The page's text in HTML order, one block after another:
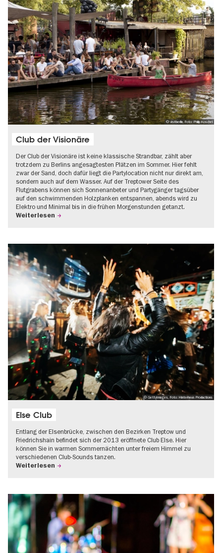
© visitberlin, Foto: Philip Koschel
Club der Visionäre
Der Club der Visionäre ist keine klassische Strandbar, zählt aber
trotzdem zu Berlins angesagtesten Plätzen im Sommer. Hier fehlt
zwar der Sand, doch dafür liegt die Partylocation nicht nur direkt am,
sondern auch auf dem Wasser. Auf der Treptower Seite des
Flutgrabens können sich Sonnenanbeter und Partygänger tagsüber
auf den schwimmenden Holzplanken entspannen, abends wird zu
Elektro und Minimal bis in die frühen Morgenstunden getanzt.
Weiterlesen
© GettyImages, Foto: Hinterhaus Productions
Else Club
Entlang der Elsenbrücke, zwischen den Bezirken Treptow und
Friedrichshain befindet sich der 2013 eröffnete Club Else. Hier
können Sie in warmen Sommernächten unter freiem Himmel zu
verschiedenen Club-Sounds tanzen.
Weiterlesen